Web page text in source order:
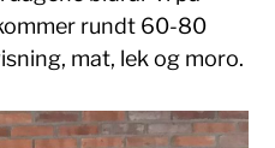
rundt 60-80
mat, lek og moro.